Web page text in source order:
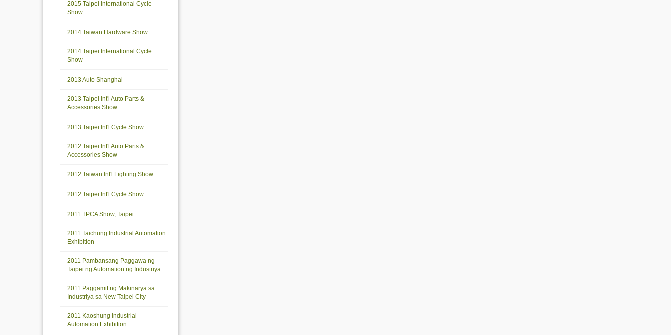
2015 Taipei International Cycle
Show
2014 Taiwan Hardware Show
2014 Taipei International Cycle
Show
2013 Auto Shanghai
2013 Taipei Int'l Auto Parts &
Accessories Show
2013 Taipei Int'l Cycle Show
2012 Taipei Int'l Auto Parts &
Accessories Show
2012 Taiwan Int'l Lighting Show
2012 Taipei Int'l Cycle Show
2011 TPCA Show, Taipei
2011 Taichung Industrial Automation
Exhibition
2011 Pambansang Paggawa ng
Taipei ng Automation ng Industriya
2011 Paggamit ng Makinarya sa
Industriya sa New Taipei City
2011 Kaoshung Industrial
Automation Exhibition